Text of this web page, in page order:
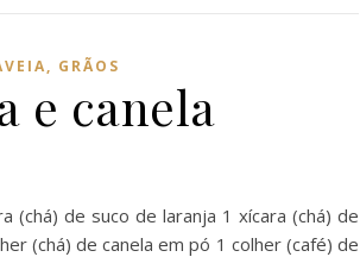
GRÃOS
e canela
de suco de laranja 1 xícara (chá) de
(chá) de canela em pó 1 colher (café) de